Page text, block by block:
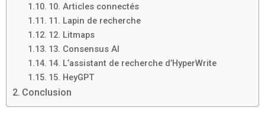
10. Articles connectés
11. Lapin de recherche
12. Litmaps
13. Consensus AI
14. L’assistant de recherche d’HyperWrite
15. HeyGPT
Conclusion